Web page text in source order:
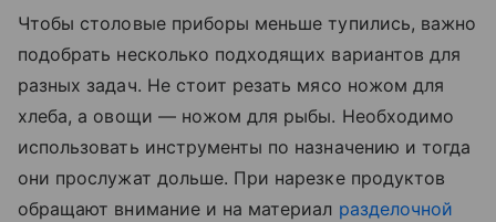
Чтобы столовые приборы меньше тупились, важно
подобрать несколько подходящих вариантов для
разных задач. Не стоит резать мясо ножом для
хлеба, а овощи — ножом для рыбы. Необходимо
использовать инструменты по назначению и тогда
они прослужат дольше. При нарезке продуктов
обращают внимание и на материал разделочной